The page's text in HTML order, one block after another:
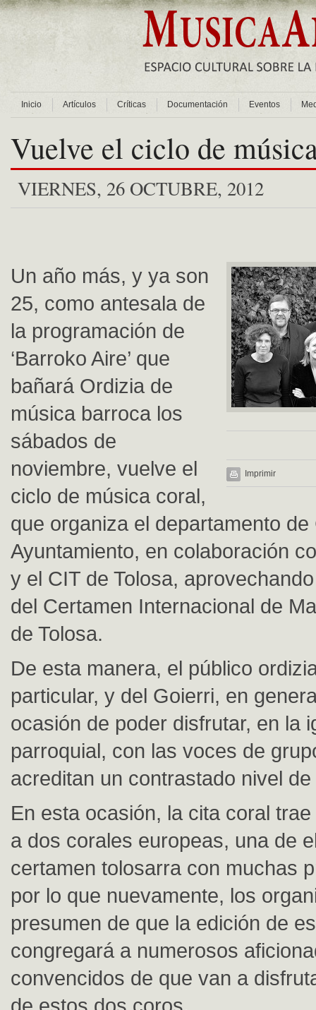
Inicio Artículos Críticas Documentación Eventos
Vuelve el ciclo de
VIERNES, 26 OCTUBRE, 2012
Imprimir
Un año más, y ya son
25, como antesala de
la programación de
‘Barroko Aire’ que
bañará Ordizia de
música barroca los
sábados de
noviembre, vuelve el
ciclo de música coral,
que organiza el departamento de
Ayuntamiento, en colaboración
y el CIT de Tolosa,
del Certamen Internacional de
de Tolosa.
De esta manera, el público
particular, y del Goierri, en
ocasión de poder disfrutar, en la
parroquial, con las voces de
acreditan un contrastado nivel
En esta ocasión, la cita coral
a dos corales europeas, una de
certamen tolosarra con muchas
por lo que nuevamente, los
presumen de que la edición de
congregará a numerosos
convencidos de que van a